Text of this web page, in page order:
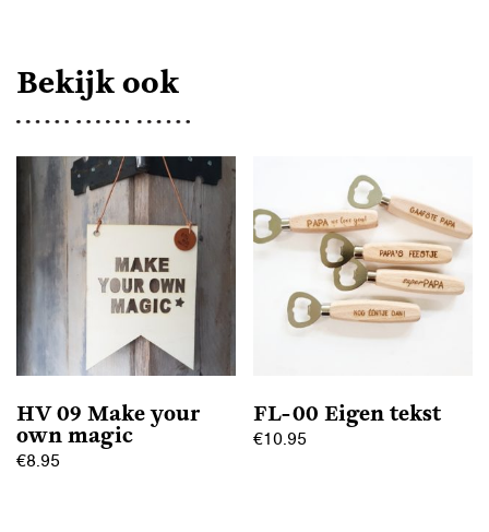
Bekijk ook
HV 09 Make your
own magic
€8.95
FL-00 Eigen tekst
€10.95